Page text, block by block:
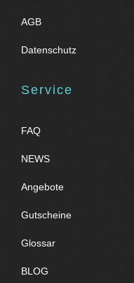
AGB
Datenschutz
Service
FAQ
NEWS
Angebote
Gutscheine
Glossar
BLOG